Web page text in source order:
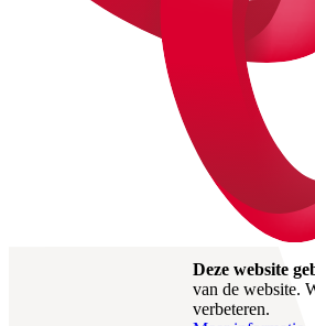
Deze website
van de website.
verbeteren.